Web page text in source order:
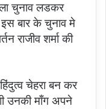
चुनाव लडकर
बार के चुनाव मे
राजीव शर्मा की
चेहरा बन कर
उनकी माँग अपने